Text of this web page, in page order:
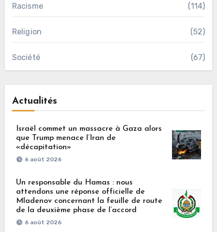
Racisme (114)
Religion (52)
Société (67)
Actualités
Israël commet un massacre à Gaza alors
que Trump menace l’Iran de
«décapitation»
6 août 2026
Un responsable du Hamas : nous
attendons une réponse officielle de
Mladenov concernant la feuille de route
de la deuxième phase de l’accord
6 août 2026